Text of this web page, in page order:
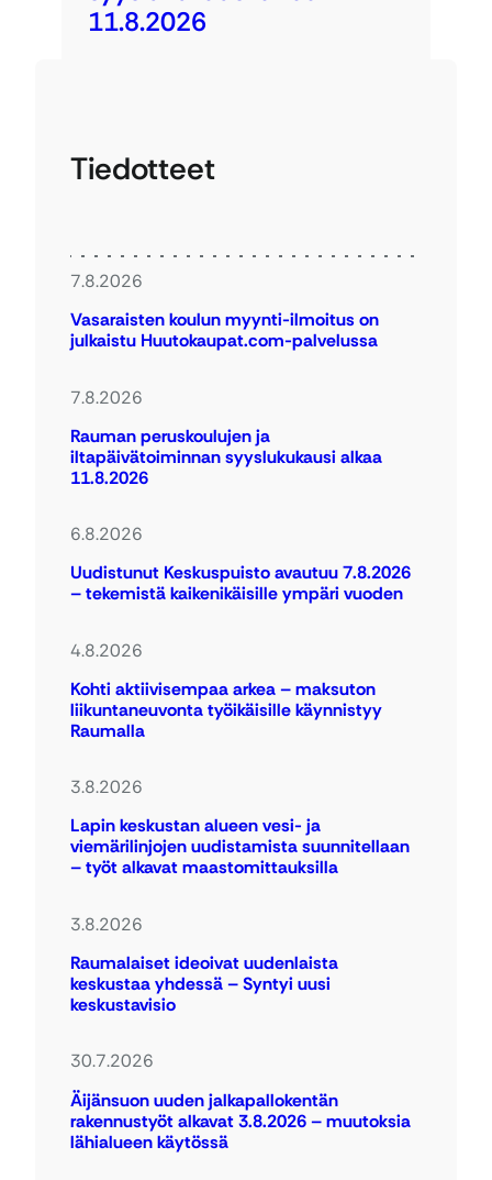
11.8.2026
Tiedotteet
7.8.2026
Vasaraisten koulun myynti-ilmoitus on
julkaistu Huutokaupat.com-palvelussa
7.8.2026
Rauman peruskoulujen ja
iltapäivätoiminnan syyslukukausi alkaa
11.8.2026
6.8.2026
Uudistunut Keskuspuisto avautuu 7.8.2026
– tekemistä kaikenikäisille ympäri vuoden
4.8.2026
Kohti aktiivisempaa arkea – maksuton
liikuntaneuvonta työikäisille käynnistyy
Raumalla
3.8.2026
Lapin keskustan alueen vesi- ja
viemärilinjojen uudistamista suunnitellaan
– työt alkavat maastomittauksilla
3.8.2026
Raumalaiset ideoivat uudenlaista
keskustaa yhdessä – Syntyi uusi
keskustavisio
30.7.2026
Äijänsuon uuden jalkapallokentän
rakennustyöt alkavat 3.8.2026 – muutoksia
lähialueen käytössä